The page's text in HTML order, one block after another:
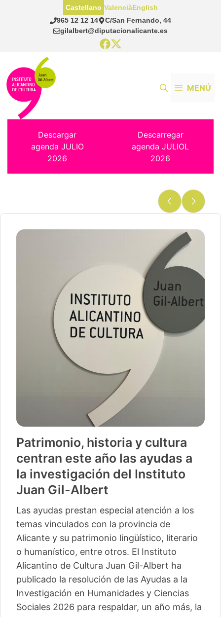
965 12 12 14
C/San Fernando, 44
gilalbert@diputacionalicante.es
Castellano ValenciàEnglish
MENÚ
Descargar
agenda JULIO
2026
Descarregar
agenda JULIOL
2026
Patrimonio, historia y cultura
centran este año las ayudas a
la investigación del Instituto
Juan Gil-Albert
Las ayudas prestan especial atención a los
temas vinculados con la provincia de
Alicante y su patrimonio lingüístico, literario
o humanístico, entre otros. El Instituto
Alicantino de Cultura Juan Gil-Albert ha
publicado la resolución de las Ayudas a la
Investigación en Humanidades y Ciencias
Sociales 2026 para respaldar, un año más, la